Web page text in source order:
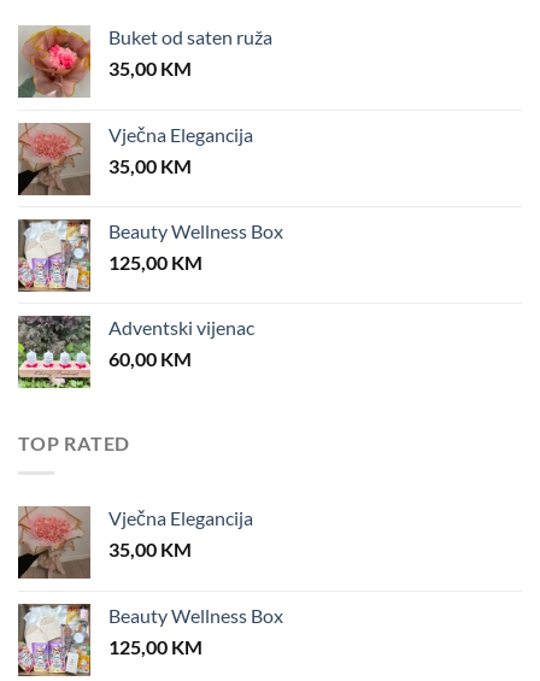
Buket od saten ruža
35,00 KM
Vječna Elegancija
35,00 KM
Beauty Wellness Box
125,00 KM
Adventski vijenac
60,00 KM
TOP RATED
Vječna Elegancija
35,00 KM
Beauty Wellness Box
125,00 KM